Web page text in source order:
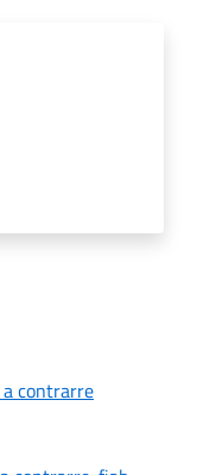
contrarre